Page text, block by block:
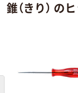
錐（きり） の
アスクル 耳にや
本気プライス